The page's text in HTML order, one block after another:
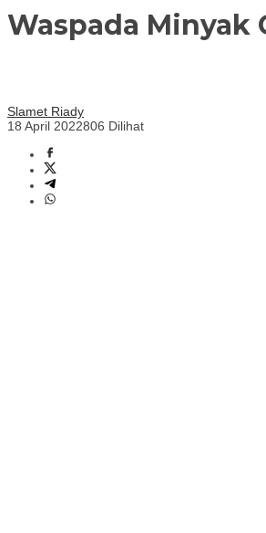
Waspada Minyak
Slamet Riady
18 April 2022806 Dilihat